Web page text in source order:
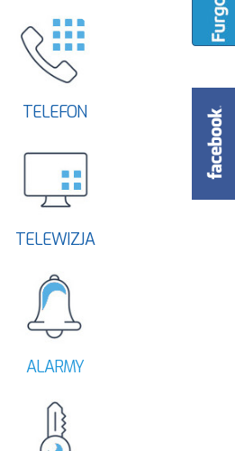
TELEFON
TELEWIZJA
ALARMY